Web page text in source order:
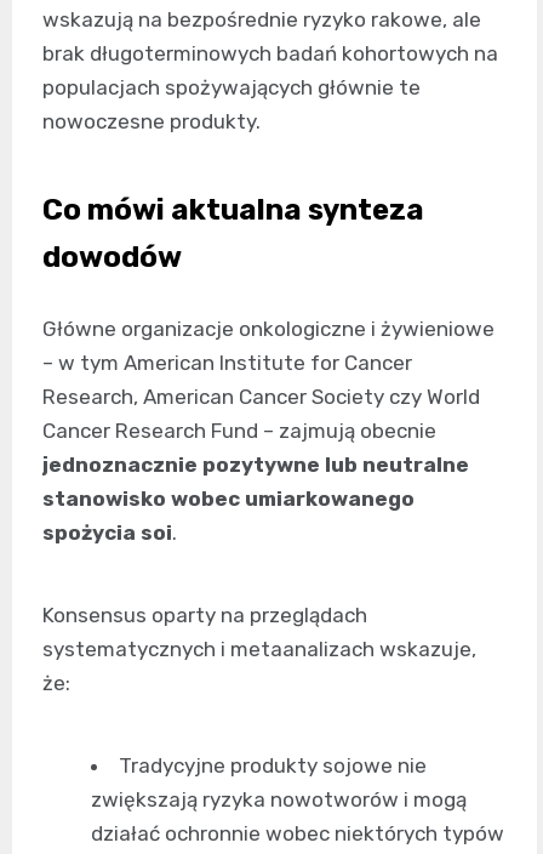
wskazują na bezpośrednie ryzyko rakowe, ale
brak długoterminowych badań kohortowych na
populacjach spożywających głównie te
nowoczesne produkty.
Co mówi aktualna synteza
dowodów
Główne organizacje onkologiczne i żywieniowe
– w tym American Institute for Cancer
Research, American Cancer Society czy World
Cancer Research Fund – zajmują obecnie
jednoznacznie pozytywne lub neutralne
stanowisko wobec umiarkowanego
spożycia soi.
Konsensus oparty na przeglądach
systematycznych i metaanalizach wskazuje,
że:
Tradycyjne produkty sojowe nie
zwiększają ryzyka nowotworów i mogą
działać ochronnie wobec niektórych typów